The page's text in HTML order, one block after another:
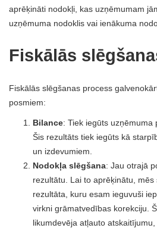
aprēķināti nodokļi, kas uzņēmumam
uzņēmuma nodoklis vai ienākuma
Fiskālās
Fiskālās slēgšanas process
posmiem:
Bilance: Tiek iegūts uzņēmuma
Šis rezultāts tiek iegūts kā
un izdevumiem.
Nodokļa slēgšana: Jau otrajā
rezultātu. Lai to aprēķinātu,
rezultāta, kuru esam ieguvuši
virkni grāmatvedības korekciju.
likumdevēja atļauto